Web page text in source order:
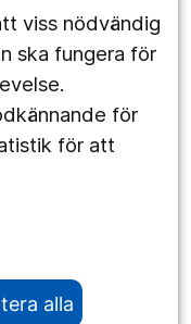
viss nödvändig
ska fungera för
för
för att
alla